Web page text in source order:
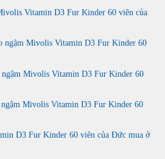
Vitamin D3 Fur Kinder 60 viên của
ngậm Mivolis Vitamin D3 Fur Kinder 60
Mivolis Vitamin D3 Fur Kinder 60
Mivolis Vitamin D3 Fur Kinder 60
D3 Fur Kinder 60 viên của Đức mua ở